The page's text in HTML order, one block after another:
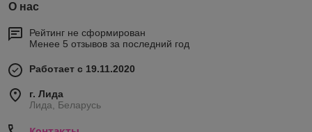
О нас
Рейтинг не сформирован
Менее 5 отзывов за последний год
Работает с 19.11.2020
г. Лида
Лида, Беларусь